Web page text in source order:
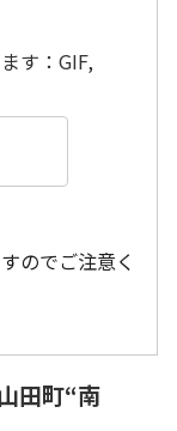
す：GIF,
のでご注意く
田町“南